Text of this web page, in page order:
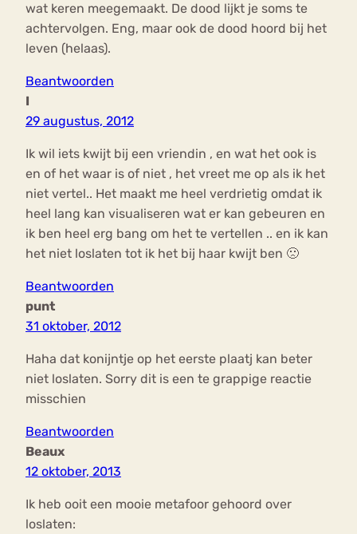
wat keren meegemaakt. De dood lijkt je soms te
achtervolgen. Eng, maar ook de dood hoord bij het
leven (helaas).
Beantwoorden
I
29 augustus, 2012
Ik wil iets kwijt bij een vriendin , en wat het ook is
en of het waar is of niet , het vreet me op als ik het
niet vertel.. Het maakt me heel verdrietig omdat ik
heel lang kan visualiseren wat er kan gebeuren en
ik ben heel erg bang om het te vertellen .. en ik kan
het niet loslaten tot ik het bij haar kwijt ben 🙁
Beantwoorden
punt
31 oktober, 2012
Haha dat konijntje op het eerste plaatj kan beter
niet loslaten. Sorry dit is een te grappige reactie
misschien
Beantwoorden
Beaux
12 oktober, 2013
Ik heb ooit een mooie metafoor gehoord over
loslaten: